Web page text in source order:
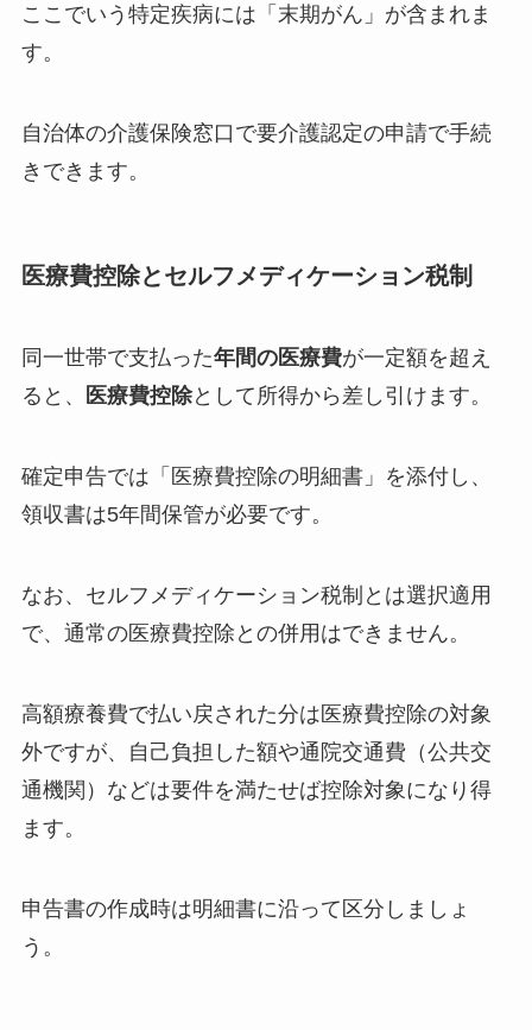
ここでいう特定疾病には「末期がん」が含まれま
す。
自治体の介護保険窓口で要介護認定の申請で手続
きできます。
医療費控除とセルフメディケーション税制
同一世帯で支払った年間の医療費が一定額を超え
ると、
医療費控除として所得から差し引けます。
確定申告では「医療費控除の明細書」を添付し、
領収書は5年間保管が必要です。
なお、セルフメディケーション税制とは選択適用
で、通常の医療費控除との併用はできません。
高額療養費で払い戻された分は医療費控除の対象
外ですが、自己負担した額や通院交通費（公共交
通機関）などは要件を満たせば控除対象になり得
ます。
申告書の作成時は明細書に沿って区分しましょ
う。